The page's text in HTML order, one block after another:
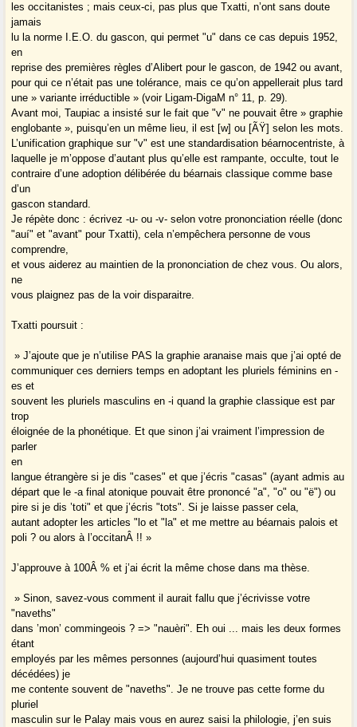
les occitanistes ; mais ceux-ci, pas plus que Txatti, n’ont sans doute
jamais
lu la norme I.E.O. du gascon, qui permet "u" dans ce cas depuis 1952,
en
reprise des premières règles d’Alibert pour le gascon, de 1942 ou avant,
pour qui ce n’était pas une tolérance, mais ce qu’on appellerait plus tard
une » variante irréductible » (voir Ligam-DigaM n° 11, p. 29).
Avant moi, Taupiac a insisté sur le fait que "v" ne pouvait être » graphie
englobante », puisqu’en un même lieu, il est [w] ou [ÃŸ] selon les mots.
L’unification graphique sur "v" est une standardisation béarnocentriste, à
laquelle je m’oppose d’autant plus qu’elle est rampante, occulte, tout le
contraire d’une adoption délibérée du béarnais classique comme base
d’un
gascon standard.
Je répète donc : écrivez -u- ou -v- selon votre prononciation réelle (donc
"auí" et "avant" pour Txatti), cela n’empêchera personne de vous
comprendre,
et vous aiderez au maintien de la prononciation de chez vous. Ou alors,
ne
vous plaignez pas de la voir disparaitre.
Txatti poursuit :
» J’ajoute que je n’utilise PAS la graphie aranaise mais que j’ai opté de
communiquer ces derniers temps en adoptant les pluriels féminins en -
es et
souvent les pluriels masculins en -i quand la graphie classique est par
trop
éloignée de la phonétique. Et que sinon j’ai vraiment l’impression de
parler
en
langue étrangère si je dis "cases" et que j’écris "casas" (ayant admis au
départ que le -a final atonique pouvait être prononcé "a", "o" ou "ë") ou
pire si je dis ’toti" et que j’écris "tots". Si je laisse passer cela,
autant adopter les articles "lo et "la" et me mettre au béarnais palois et
poli ? ou alors à l’occitanÂ !! »
J’approuve à 100Â % et j’ai écrit la même chose dans ma thèse.
» Sinon, savez-vous comment il aurait fallu que j’écrivisse votre
"naveths"
dans ’mon’ commingeois ? => "nauèri". Eh oui ... mais les deux formes
étant
employés par les mêmes personnes (aujourd’hui quasiment toutes
décédées) je
me contente souvent de "naveths". Je ne trouve pas cette forme du
pluriel
masculin sur le Palay mais vous en aurez saisi la philologie, j’en suis